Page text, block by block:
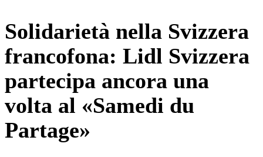
Solidarietà nella Svizzera
francofona: Lidl Svizzera
partecipa ancora una
volta al «Samedi du
Partage»